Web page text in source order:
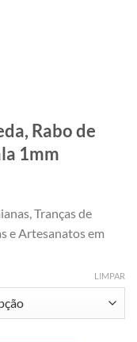
Rabo de
1mm
Tranças de
e Artesanatos em
LIMPAR